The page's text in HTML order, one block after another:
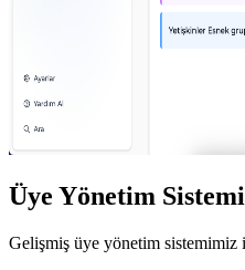
Üye Yönetim Sistemi
Gelişmiş üye yönetim